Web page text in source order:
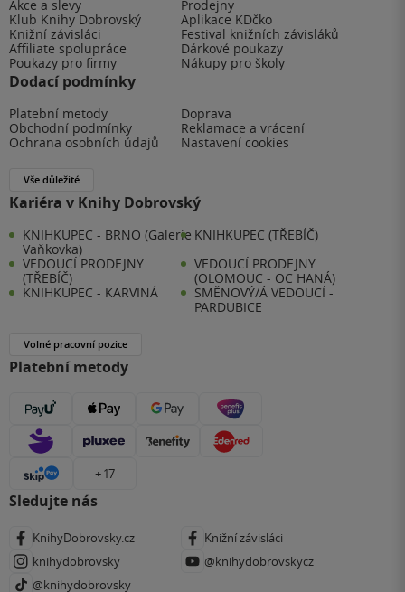
Akce a slevy
Prodejny
Klub Knihy Dobrovský
Aplikace KDčko
Knižní závisláci
Festival knižních závisláků
Affiliate spolupráce
Dárkové poukazy
Poukazy pro firmy
Nákupy pro školy
Dodací podmínky
Platební metody
Doprava
Obchodní podmínky
Reklamace a vrácení
Ochrana osobních údajů
Nastavení cookies
Vše důležité
Kariéra v Knihy Dobrovský
KNIHKUPEC - BRNO (Galerie
Vaňkovka)
KNIHKUPEC (TŘEBÍČ)
VEDOUCÍ PRODEJNY
(TŘEBÍČ)
VEDOUCÍ PRODEJNY
(OLOMOUC - OC HANÁ)
KNIHKUPEC - KARVINÁ
SMĚNOVÝ/Á VEDOUCÍ -
PARDUBICE
Volné pracovní pozice
Platební metody
+ 17
Sledujte nás
KnihyDobrovsky.cz
Knižní závisláci
knihydobrovsky
@knihydobrovskycz
@knihydobrovsky